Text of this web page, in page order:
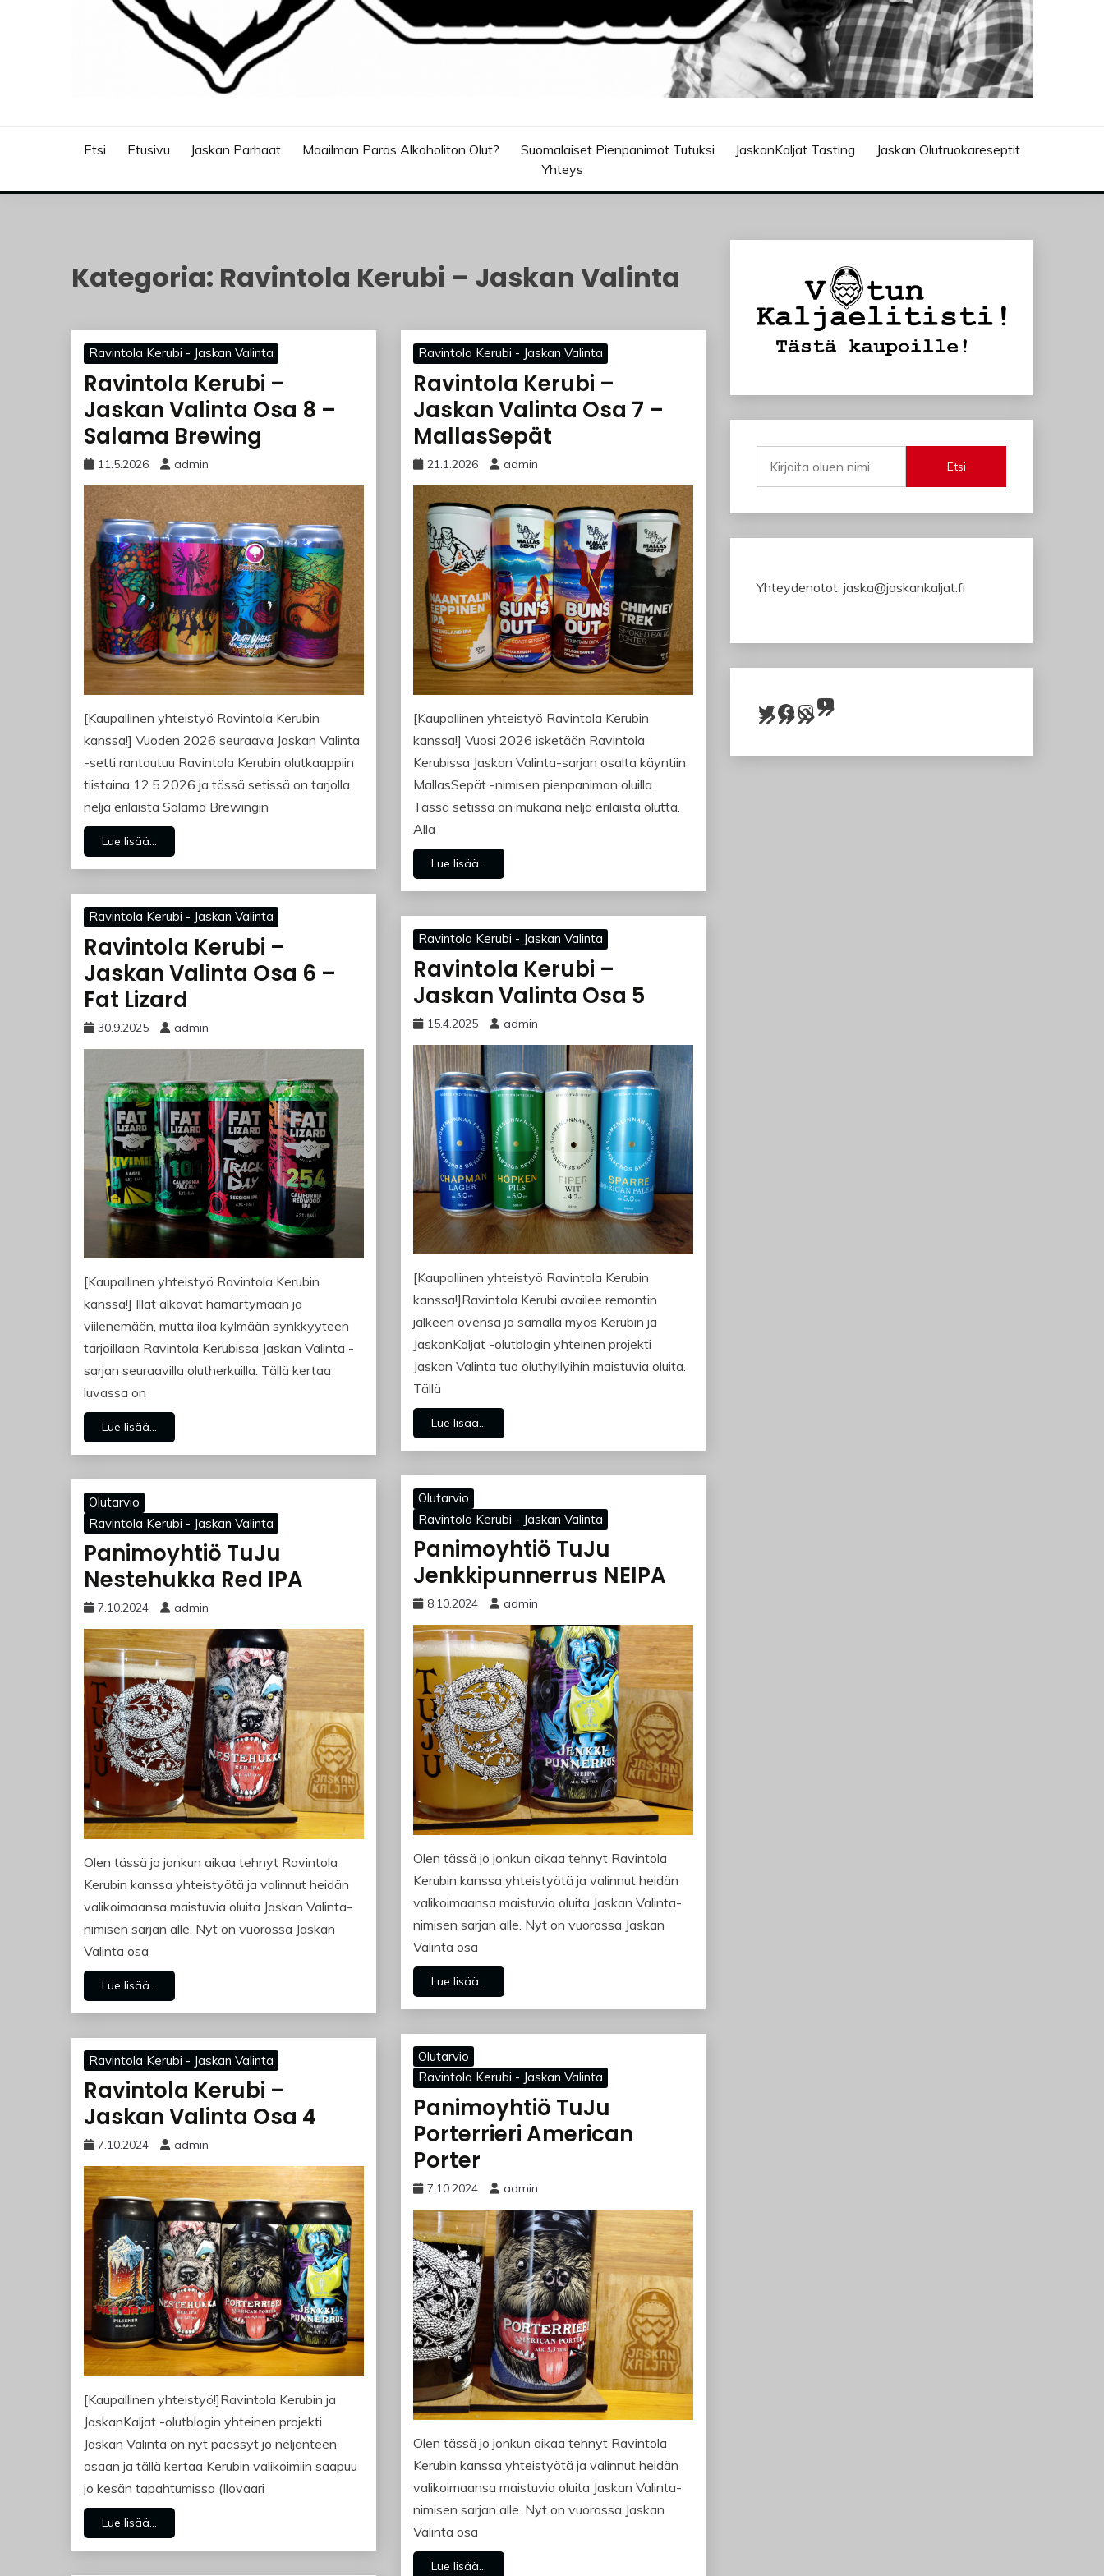
Etsi Etusivu Jaskan Parhaat Maailman Paras Alkoholiton Olut? Suomalaiset Pienpanimot Tutuksi JaskanKaljat Tasting
Jaskan Olutruokareseptit
Yhteys
Kategoria: Ravintola Kerubi – Jaskan Valinta
Ravintola Kerubi - Jaskan Valinta
Ravintola Kerubi –
Jaskan Valinta Osa 8 –
Salama Brewing
11.5.2026 admin
[Kaupallinen yhteistyö Ravintola Kerubin
kanssa!] Vuoden 2026 seuraava Jaskan Valinta
-setti rantautuu Ravintola Kerubin olutkaappiin
tiistaina 12.5.2026 ja tässä setissä on tarjolla
neljä erilaista Salama Brewingin
Lue lisää...
Ravintola Kerubi - Jaskan Valinta
Ravintola Kerubi –
Jaskan Valinta Osa 7 –
MallasSepät
21.1.2026 admin
[Kaupallinen yhteistyö Ravintola Kerubin
kanssa!] Vuosi 2026 isketään Ravintola
Kerubissa Jaskan Valinta-sarjan osalta käyntiin
MallasSepät -nimisen pienpanimon oluilla.
Tässä setissä on mukana neljä erilaista olutta.
Alla
Lue lisää...
Ravintola Kerubi - Jaskan Valinta
Ravintola Kerubi –
Jaskan Valinta Osa 6 –
Fat Lizard
30.9.2025 admin
[Kaupallinen yhteistyö Ravintola Kerubin
kanssa!] Illat alkavat hämärtymään ja
viilenemään, mutta iloa kylmään synkkyyteen
tarjoillaan Ravintola Kerubissa Jaskan Valinta -
sarjan seuraavilla olutherkuilla. Tällä kertaa
luvassa on
Lue lisää...
Ravintola Kerubi - Jaskan Valinta
Ravintola Kerubi –
Jaskan Valinta Osa 5
15.4.2025 admin
[Kaupallinen yhteistyö Ravintola Kerubin
kanssa!]Ravintola Kerubi availee remontin
jälkeen ovensa ja samalla myös Kerubin ja
JaskanKaljat -olutblogin yhteinen projekti
Jaskan Valinta tuo oluthyllyihin maistuvia oluita.
Tällä
Lue lisää...
Olutarvio
Ravintola Kerubi - Jaskan Valinta
Panimoyhtiö TuJu
Jenkkipunnerrus NEIPA
8.10.2024 admin
Olen tässä jo jonkun aikaa tehnyt Ravintola
Kerubin kanssa yhteistyötä ja valinnut heidän
valikoimaansa maistuvia oluita Jaskan Valinta-
nimisen sarjan alle. Nyt on vuorossa Jaskan
Valinta osa
Lue lisää...
Olutarvio
Ravintola Kerubi - Jaskan Valinta
Panimoyhtiö TuJu
Nestehukka Red IPA
7.10.2024 admin
Olen tässä jo jonkun aikaa tehnyt Ravintola
Kerubin kanssa yhteistyötä ja valinnut heidän
valikoimaansa maistuvia oluita Jaskan Valinta-
nimisen sarjan alle. Nyt on vuorossa Jaskan
Valinta osa
Lue lisää...
Olutarvio
Ravintola Kerubi - Jaskan Valinta
Panimoyhtiö TuJu
Porterrieri American
Porter
7.10.2024 admin
Olen tässä jo jonkun aikaa tehnyt Ravintola
Kerubin kanssa yhteistyötä ja valinnut heidän
valikoimaansa maistuvia oluita Jaskan Valinta-
nimisen sarjan alle. Nyt on vuorossa Jaskan
Valinta osa
Lue lisää...
Ravintola Kerubi - Jaskan Valinta
Ravintola Kerubi –
Jaskan Valinta Osa 4
7.10.2024 admin
[Kaupallinen yhteistyö!]Ravintola Kerubin ja
JaskanKaljat -olutblogin yhteinen projekti
Jaskan Valinta on nyt päässyt jo neljänteen
osaan ja tällä kertaa Kerubin valikoimiin saapuu
jo kesän tapahtumissa (Ilovaari
Lue lisää...
Etsi
Yhteydenotot: jaska@jaskankaljat.fi
Twitter Facebook InstagramYouTube